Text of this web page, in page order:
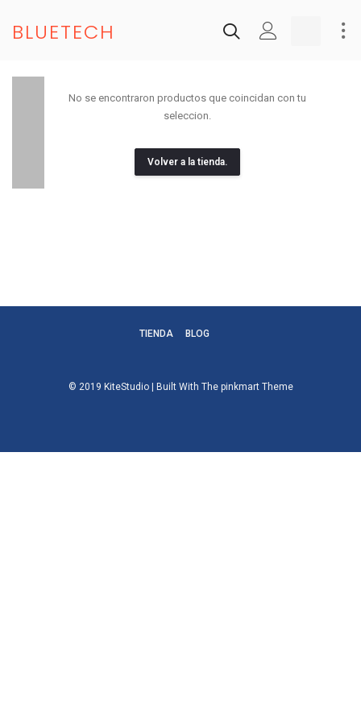
BLUETECH
No se encontraron productos que coincidan con tu
seleccion.
Volver a la tienda.
TIENDA BLOG
© 2019 KiteStudio | Built With The pinkmart Theme